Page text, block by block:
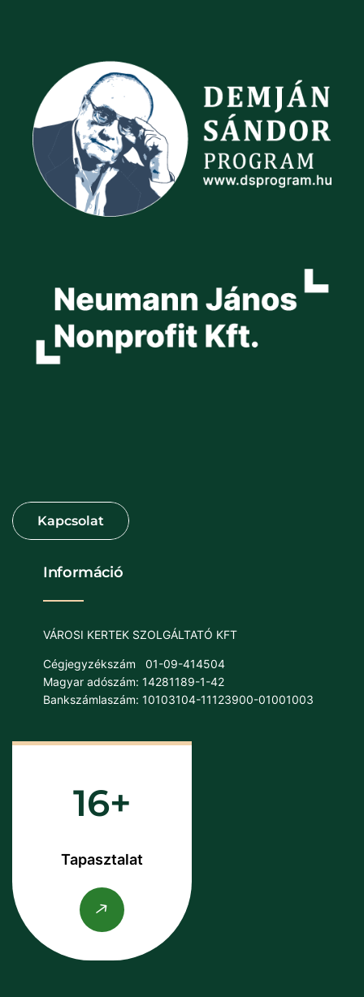
Információ
VÁROSI KERTEK SZOLGÁLTATÓ KFT
Cégjegyzékszám
01-09-414504
Magyar adószám: 14281189-1-42
Bankszámlaszám: 10103104-11123900-01001003
16
Tapasztalat